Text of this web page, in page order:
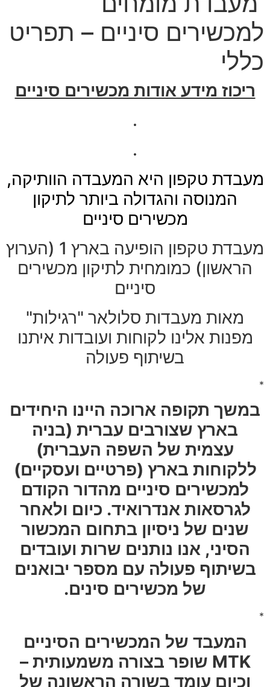
למכשירים סיניים – תפריט
כללי
ריכוז מידע אודות מכשירים סיניים
.
.
מעבדת טקפון היא המעבדה הוותיקה,
המנוסה והגדולה ביותר לתיקון
מכשירים סיניים
מעבדת טקפון הופיעה בארץ 1 (הערוץ
הראשון) כמומחית לתיקון מכשירים
סיניים
מאות מעבדות סלולאר "רגילות"
מפנות אלינו לקוחות ועובדות איתנו
בשיתוף פעולה
*
במשך תקופה ארוכה היינו היחידים
בארץ שצורבים עברית (בניה
עצמית של השפה העברית)
ללקוחות בארץ (פרטיים ועסקיים)
למכשירים סיניים מהדור הקודם
לגרסאות אנדרואיד. כיום ולאחר
שנים של ניסיון בתחום המכשור
הסיני, אנו נותנים שרות ועובדים
בשיתוף פעולה עם מספר יבואנים
של מכשירים סינים.
*
המעבד של המכשירים הסיניים
MTK שופר בצורה משמעותית –
וכיום עומד בשורה הראשונה של